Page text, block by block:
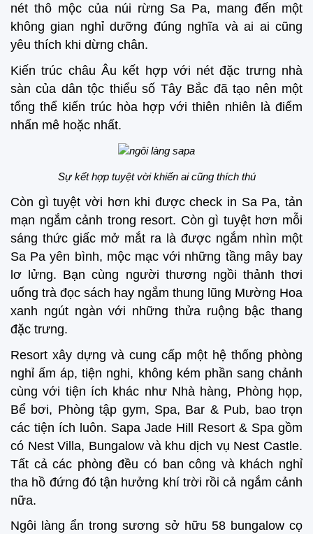
nét thô mộc của núi rừng Sa Pa, mang đến một
không gian nghỉ dưỡng đúng nghĩa và ai ai cũng
yêu thích khi dừng chân.
Kiến trúc châu Âu kết hợp với nét đặc trưng nhà
sàn của dân tộc thiểu số Tây Bắc đã tạo nên một
tổng thể kiến trúc hòa hợp với thiên nhiên là điểm
nhấn mê hoặc nhất.
Sự kết hợp tuyệt vời khiến ai cũng thích thú
Còn gì tuyệt vời hơn khi được check in Sa Pa, tản
mạn ngắm cảnh trong resort. Còn gì tuyệt hơn mỗi
sáng thức giấc mở mắt ra là được ngắm nhìn một
Sa Pa yên bình, mộc mạc với những tầng mây bay
lơ lửng. Bạn cùng người thương ngồi thảnh thơi
uống trà đọc sách hay ngắm thung lũng Mường Hoa
xanh ngút ngàn với những thửa ruộng bậc thang
đặc trưng.
Resort xây dựng và cung cấp một hệ thống phòng
nghỉ ấm áp, tiện nghi, không kém phần sang chảnh
cùng với tiện ích khác như Nhà hàng, Phòng họp,
Bể bơi, Phòng tập gym, Spa, Bar & Pub, bao trọn
các tiện ích luôn. Sapa Jade Hill Resort & Spa gồm
có Nest Villa, Bungalow và khu dịch vụ Nest Castle.
Tất cả các phòng đều có ban công và khách nghỉ
tha hồ đứng đó tận hưởng khí trời rồi cả ngắm cảnh
nữa.
Ngôi làng ẩn trong sương sở hữu 58 bungalow cọ